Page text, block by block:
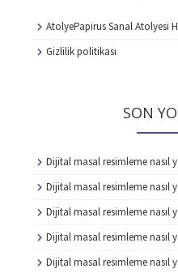
AtolyePapirus Sanal Atolyesi
Gizlilik politikası
SON
Dijital masal resimleme nasıl
Dijital masal resimleme nasıl
Dijital masal resimleme nasıl
Dijital masal resimleme nasıl
Dijital masal resimleme nasıl